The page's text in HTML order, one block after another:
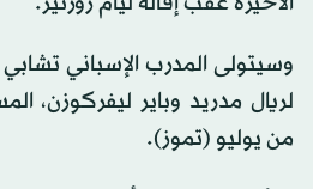
وسيتولى المدرب الإسباني
لريال مدريد وباير ليفركوزن،
من يوليو (تموز).